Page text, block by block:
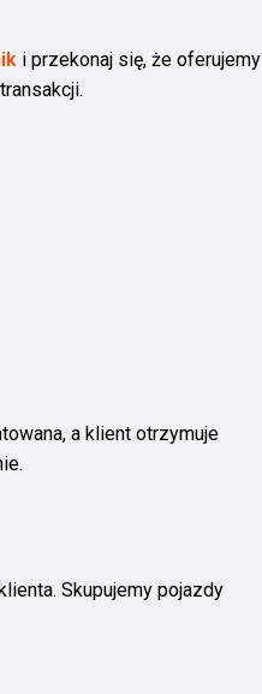
i przekonaj się, że oferujemy
a klient otrzymuje
Skupujemy pojazdy